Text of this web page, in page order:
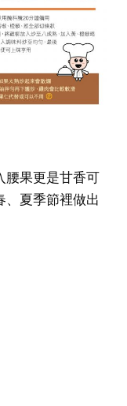
腰果更是甘香可
、夏季節裡做出